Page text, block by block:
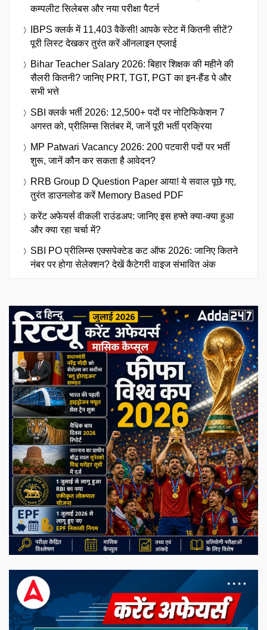
कम्पलीट सिलेबस और नया परीक्षा पैटर्न
IBPS क्लर्क में 11,403 वैकेंसी! आपके स्टेट में कितनी सीटें?
पूरी लिस्ट देखकर तुरंत करें ऑनलाइन एप्लाई
Bihar Teacher Salary 2026: बिहार शिक्षक की महीने की
सैलरी कितनी? जानिए PRT, TGT, PGT का इन-हैंड पे और
सभी भत्ते
SBI क्लर्क भर्ती 2026: 12,500+ पदों पर नोटिफिकेशन 7
अगस्त को, प्रीलिम्स सितंबर में, जानें पूरी भर्ती प्रक्रिया
MP Patwari Vacancy 2026: 200 पटवारी पदों पर भर्ती
शुरू, जानें कौन कर सकता है आवेदन?
RRB Group D Question Paper आया! ये सवाल पूछे गए,
तुरंत डाउनलोड करें Memory Based PDF
करेंट अफेयर्स वीकली राउंडअप: जानिए इस हफ्ते क्या-क्या हुआ
और क्या रहा चर्चा में?
SBI PO प्रीलिम्स एक्सपेक्टेड कट ऑफ 2026: जानिए कितने
नंबर पर होगा सेलेक्शन? देखें कैटेगरी वाइज संभावित अंक